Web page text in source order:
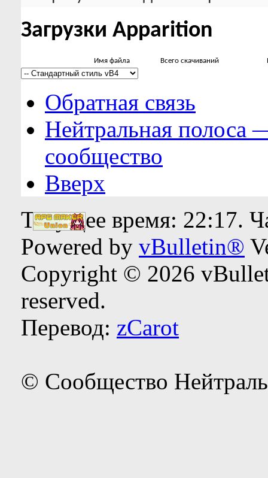
Загрузки Apparition
Имя файла Всего скачиваний
Обратная связь
Нейтральная полоса
сообщество
Вверх
Текущее время: 22:17.
Powered by vBulletin®
Copyright © 2026
reserved.
Перевод: zCarot
© Сообщество